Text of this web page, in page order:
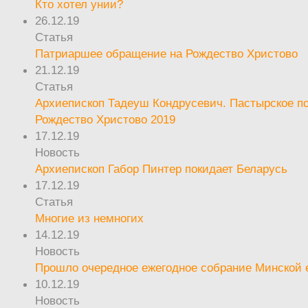
Кто хотел унии?
26.12.19
Статья
Патриаршее обращение на Рождество Христово
21.12.19
Статья
Архиепископ Тадеуш Кондрусевич. Пастырское
Рождество Христово 2019
17.12.19
Новость
Архиепископ Габор Пинтер покидает Беларусь
17.12.19
Статья
Многие из немногих
14.12.19
Новость
Прошло очередное ежегодное собрание
10.12.19
Новость